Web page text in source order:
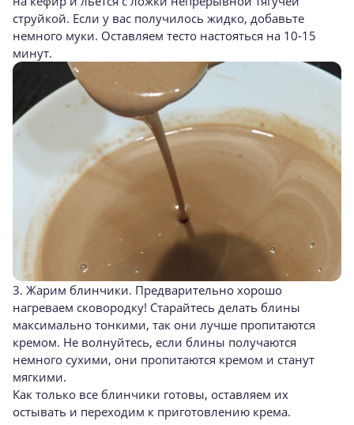
струйкой. Если у вас получилось жидко, добавьте
немного муки. Оставляем тесто настояться на 10-15
минут.
3. Жарим блинчики. Предварительно хорошо
нагреваем сковородку! Старайтесь делать блины
максимально тонкими, так они лучше пропитаются
кремом. Не волнуйтесь, если блины получаются
немного сухими, они пропитаются кремом и станут
мягкими.
Как только все блинчики готовы, оставляем их
остывать и переходим к приготовлению крема.